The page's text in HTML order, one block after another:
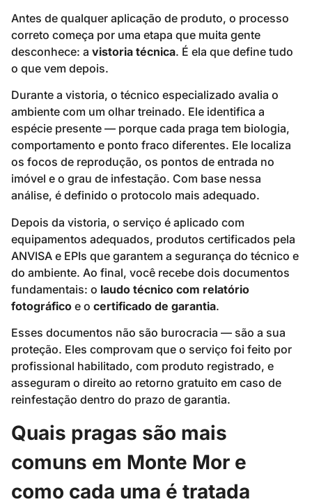
Antes de qualquer aplicação de produto, o processo
correto começa por uma etapa que muita gente
desconhece: a vistoria técnica. É ela que define tudo
o que vem depois.
Durante a vistoria, o técnico especializado avalia o
ambiente com um olhar treinado. Ele identifica a
espécie presente — porque cada praga tem biologia,
comportamento e ponto fraco diferentes. Ele localiza
os focos de reprodução, os pontos de entrada no
imóvel e o grau de infestação. Com base nessa
análise, é definido o protocolo mais adequado.
Depois da vistoria, o serviço é aplicado com
equipamentos adequados, produtos certificados pela
ANVISA e EPIs que garantem a segurança do técnico e
do ambiente. Ao final, você recebe dois documentos
fundamentais: o laudo técnico com relatório
fotográfico e o certificado de garantia.
Esses documentos não são burocracia — são a sua
proteção. Eles comprovam que o serviço foi feito por
profissional habilitado, com produto registrado, e
asseguram o direito ao retorno gratuito em caso de
reinfestação dentro do prazo de garantia.
Quais pragas são mais
comuns em Monte Mor e
como cada uma é tratada